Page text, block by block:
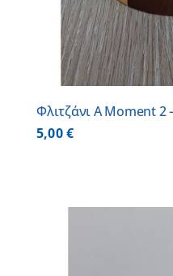
Φλιτζάνι A Moment 2
5,00€